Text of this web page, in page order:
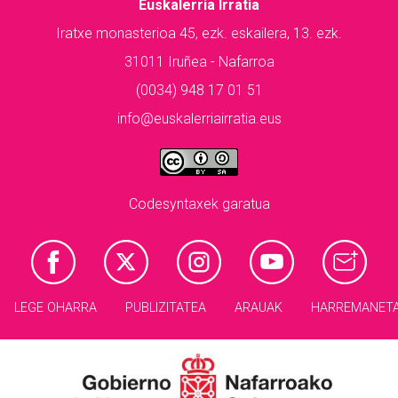
Euskalerria Irratia
Iratxe monasterioa 45, ezk. eskailera, 13. ezk.
31011 Iruñea - Nafarroa
(0034) 948 17 01 51
info@euskalerriairratia.eus
Codesyntaxek garatua
LEGE OHARRA PUBLIZITATEA ARAUAK